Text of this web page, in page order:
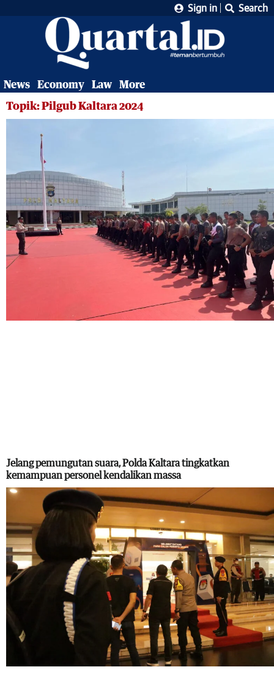
Sign in Search
News Economy Law More
Topik: Pilgub Kaltara 2024
Jelang pemungutan suara, Polda Kaltara tingkatkan
kemampuan personel kendalikan massa